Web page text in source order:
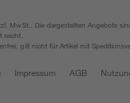
MwSt.. Die dargestellten Angebote
reicht.
gilt nicht für Artikel mit
Impressum AGB